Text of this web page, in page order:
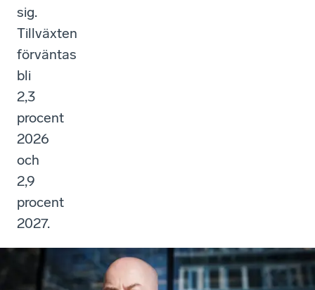
sig.
Tillväxten
förväntas
bli
2,3
procent
2026
och
2,9
procent
2027.